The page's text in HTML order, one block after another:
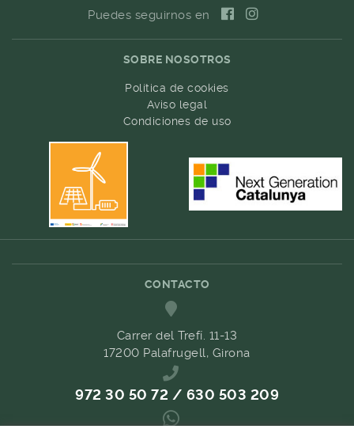
Puedes seguirnos en
SOBRE NOSOTROS
Política de cookies
Aviso legal
Condiciones de uso
CONTACTO
Carrer del Trefí. 11-13
17200 Palafrugell, Girona
972 30 50 72 / 630 503 209